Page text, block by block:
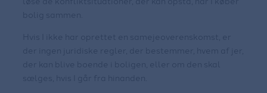
bolig sammen.
Hvis I ikke har oprettet en samejeoverenskomst, er
der ingen juridiske regler, der bestemmer, hvem af jer,
der kan blive boende i boligen, eller om den skal
sælges, hvis I går fra hinanden.